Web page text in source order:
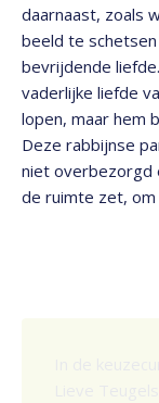
daarnaast, zoals
beeld te
bevrijdende
vaderlijke liefde
lopen, maar hem
Deze rabbijnse
niet overbezorgd
de ruimte zet, om